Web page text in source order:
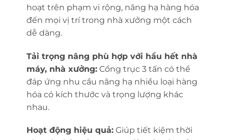
hoạt trên phạm vi rộng, nâng hạ hàng hóa
đến mọi vị trí trong nhà xưởng một cách
dễ dàng.
Tải trọng nâng phù hợp với hầu hết nhà
máy, nhà xưởng:Cổng trục 3 tấn có thể
đáp ứng nhu cầu nâng hạ nhiều loại hàng
hóa có kích thước và trọng lượng khác
nhau.
Hoạt động hiệu quả:Giúp tiết kiệm thời